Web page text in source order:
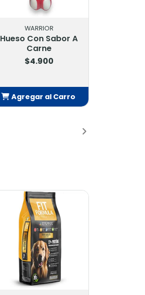
WARRIOR
Hueso Con Sabor A
Carne
$4.900
Agregar al Carro